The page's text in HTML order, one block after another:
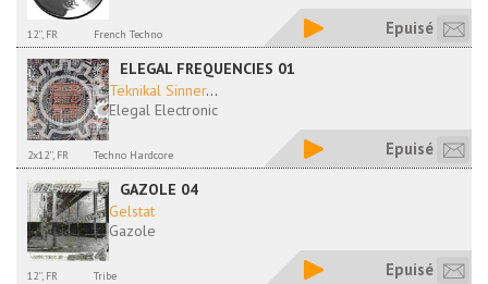
12'', FR French Techno Epuisé
ELEGAL FREQUENCIES 01
Teknikal Sinner...
Elegal Electronic
2x12'', FR Techno Hardcore Epuisé
GAZOLE 04
Gelstat
Gazole
12'', FR Tribe Epuisé